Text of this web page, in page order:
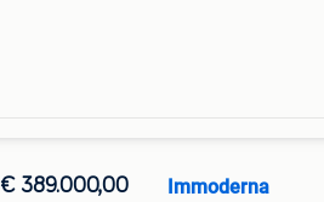
€ 389.000,00 Immoderna